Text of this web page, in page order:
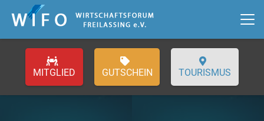
GUTSCHEIN TOURISMUS